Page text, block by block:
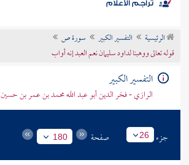
موضوعي
تراجم الأعلام
الرئيسية التفسير الكبير
سورة ص
قوله تعالى ووهبنا لداود سليمان نعم العبد إنه أواب
التفسير الكبير
الرازي - فخر الدين أبو عبد الله محمد بن عمر بن حسين
جزء 26 صفحة 180